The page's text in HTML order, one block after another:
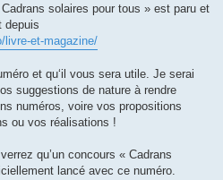
solaires pour tous » est paru et
depuis
livre-et-magazine/
et qu‘il vous sera utile. Je serai
suggestions de nature à rendre
numéros, voire vos propositions
ou vos réalisations !
qu’un concours « Cadrans
lancé avec ce numéro.